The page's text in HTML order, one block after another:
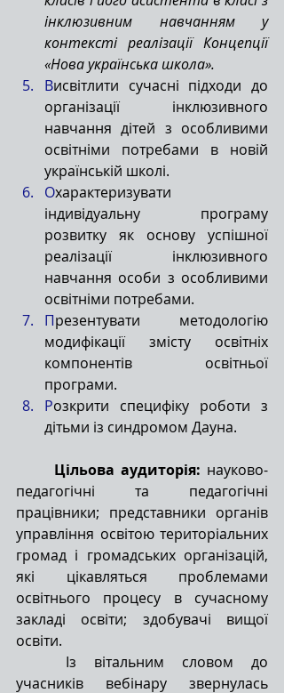
інклюзивним навчанням у
контексті реалізації Концепції
«Нова українська школа».
Висвітлити сучасні підходи до
організації інклюзивного
навчання дітей з особливими
освітніми потребами в новій
українській школі.
Охарактеризувати
індивідуальну програму
розвитку як основу успішної
реалізації інклюзивного
навчання особи з особливими
освітніми потребами.
Презентувати методологію
модифікації змісту освітніх
компонентів освітньої
програми.
Розкрити специфіку роботи з
дітьми із синдромом Дауна.
Цільова аудиторія: науково-
педагогічні та педагогічні
працівники; представники органів
управління освітою територіальних
громад і громадських організацій,
які цікавляться проблемами
освітнього процесу в сучасному
закладі освіти; здобувачі вищої
освіти.
Із вітальним словом до